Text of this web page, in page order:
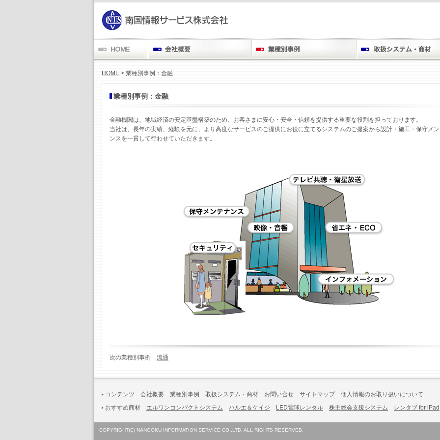
HOME > 業種別事例：金融
業種別事例：金融
金融機関は、地域経済の安定基盤構築のため、お客さまに安心・安全・信頼を提供する重要な役割を担っております。
当社は、長年の実績、経験を元に、より高度なサービスのご提供にお役に立てるシステムのご提案から設計・施工・保守メ
ンスを一貫して行わせていただきます。
次の業種別事例 流通
コンテンツ 会社概要 業種別事例 取扱システム・商材 お問い合せ サイトマップ
個人情報のお取り扱いについて
おすすめ商材 エルワンコンパクトシステム ハルエ＆ケイジ LED電球レンタル 株主総会支援システム レンタブ for iPad
COPYRIGHT(C) NANGOKU INFORMATION SERVICE CO.,LTD. ALL RIGHTS RESERVED.